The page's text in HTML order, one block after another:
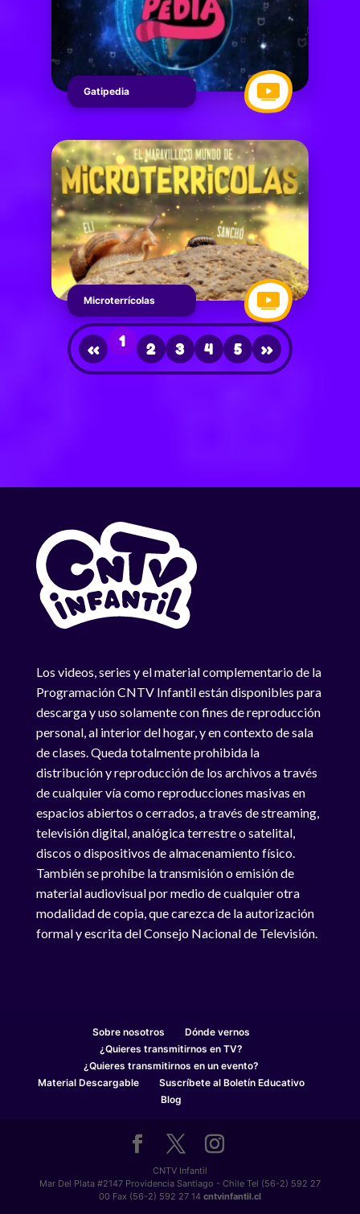
Gatipedia
Microterrícolas
‹‹ 1 2 3 4 5 ››
Los videos, series y el material complementario de la
Programación CNTV Infantil están disponibles para
descarga y uso solamente con fines de reproducción
personal, al interior del hogar, y en contexto de sala
de clases. Queda totalmente prohibida la
distribución y reproducción de los archivos a través
de cualquier vía como reproducciones masivas en
espacios abiertos o cerrados, a través de streaming,
televisión digital, analógica terrestre o satelital,
discos o dispositivos de almacenamiento físico.
También se prohíbe la transmisión o emisión de
material audiovisual por medio de cualquier otra
modalidad de copia, que carezca de la autorización
formal y escrita del Consejo Nacional de Televisión.
Sobre nosotros
Dónde vernos
¿Quieres transmitirnos en TV?
¿Quieres transmitirnos en un evento?
Material Descargable
Suscríbete al Boletín Educativo
Blog
CNTV Infantil
Mar Del Plata #2147 Providencia Santiago - Chile Tel (56-2) 592 27
00 Fax (56-2) 592 27 14 cntvinfantil.cl